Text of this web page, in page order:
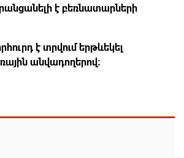
է բեռնատարների
է տրվում երթևեկել
անվադողերով։